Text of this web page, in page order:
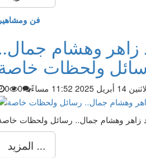
فن ومشاهير
زاهر وهشام
ولحظات
14 أبريل 2025 11:52 مساءً 0
0
زاهر وهشام جمال.. رسائل ولحظات
المزيد ...